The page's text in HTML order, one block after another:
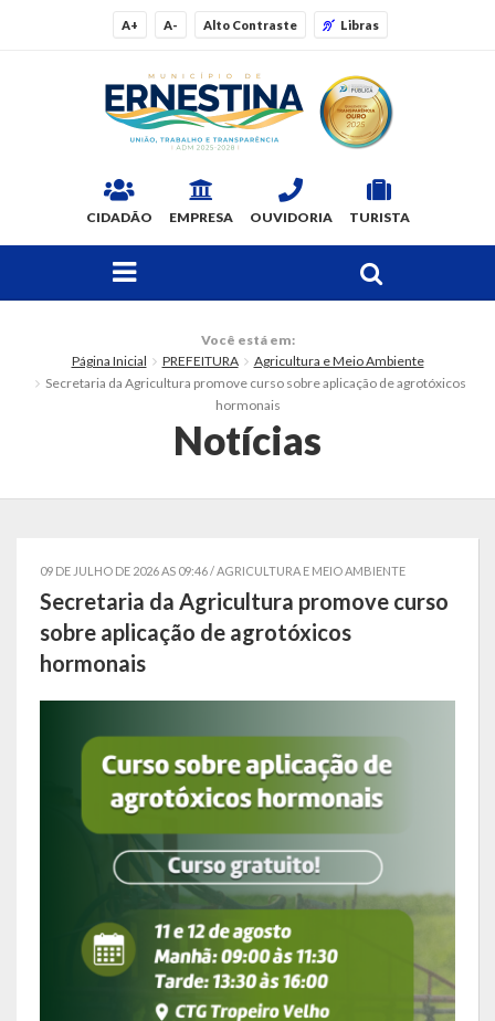
A+ A- Alto Contraste Libras
CIDADÃO EMPRESA OUVIDORIA TURISTA
Dados Gerais
Símbolos
Telefones Úteis
Secretarias
Administração
Assistência Social
Educação, Cultura, Desporto e Turismo
Sala Multidisciplinar Saber Mais
Escola Municipal de Educação Infantil Dr. Orlando Rojas
Escola Municipal De Ensino Fundamental Educarte
Você está em:
Página Inicial
PREFEITURA
Agricultura e Meio Ambiente
Secretaria da Agricultura promove curso sobre aplicação de agrotóxicos
hormonais
Notícias
09 DE JULHO DE 2026 AS 09:46 /AGRICULTURA E MEIO AMBIENTE
Secretaria da Agricultura promove curso
sobre aplicação de agrotóxicos
hormonais